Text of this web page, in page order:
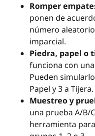
Romper
ponen de
número
imparcial.
Piedra, papel o
funciona con
Pueden
Papel y 3 a Tijera.
Muestreo y
una prueba A/B/
herramienta